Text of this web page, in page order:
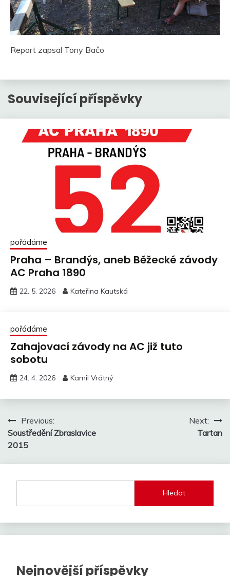
Report zapsal Tony Bačo
Související příspěvky
pořádáme
Praha – Brandýs, aneb Běžecké závody
AC Praha 1890
22. 5. 2026 Kateřina Kautská
pořádáme
Zahajovací závody na AC již tuto
sobotu
24. 4. 2026 Kamil Vrátný
Navigace
pro
příspěvek
Previous:
Soustředění Zbraslavice
2015
Next:
Tartan
Hledat
Nejnovější příspěvky